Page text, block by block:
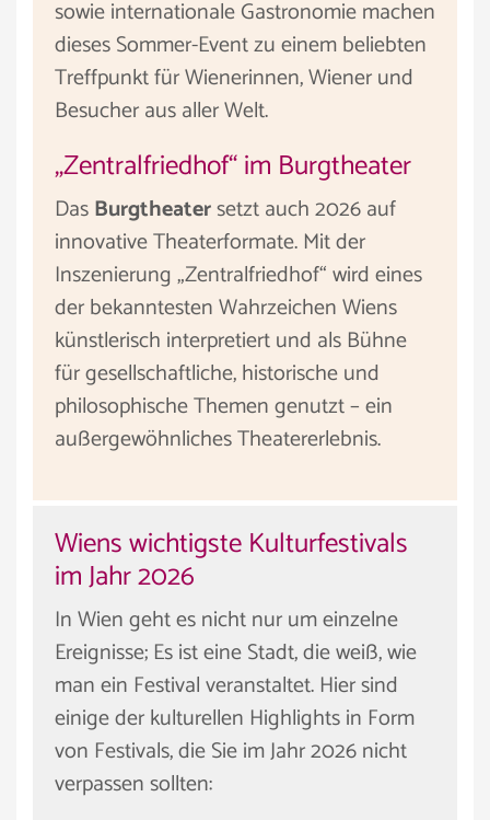
sowie internationale Gastronomie machen
dieses Sommer-Event zu einem beliebten
Treffpunkt für Wienerinnen, Wiener und
Besucher aus aller Welt.
„Zentralfriedhof“ im Burgtheater
DasBurgtheatersetzt auch 2026 auf
innovative Theaterformate. Mit der
Inszenierung „Zentralfriedhof“ wird eines
der bekanntesten Wahrzeichen Wiens
künstlerisch interpretiert und als Bühne
für gesellschaftliche, historische und
philosophische Themen genutzt – ein
außergewöhnliches Theatererlebnis.
Wiens wichtigste Kulturfestivals
im Jahr 2026
In Wien geht es nicht nur um einzelne
Ereignisse; Es ist eine Stadt, die weiß, wie
man ein Festival veranstaltet. Hier sind
einige der kulturellen Highlights in Form
von Festivals, die Sie im Jahr 2026 nicht
verpassen sollten: